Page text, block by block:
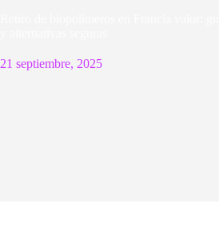
21 septiembre, 2025